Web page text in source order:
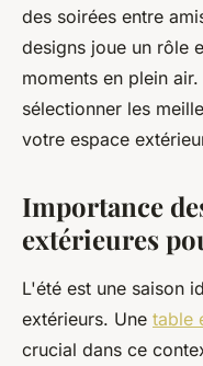
admin•26 avril 2025•3
des soirées entre
designs joue un rôle
moments en plein
sélectionner les
votre espace
Importance
extérieures
L'été est une saison
extérieurs. Une table
crucial dans ce